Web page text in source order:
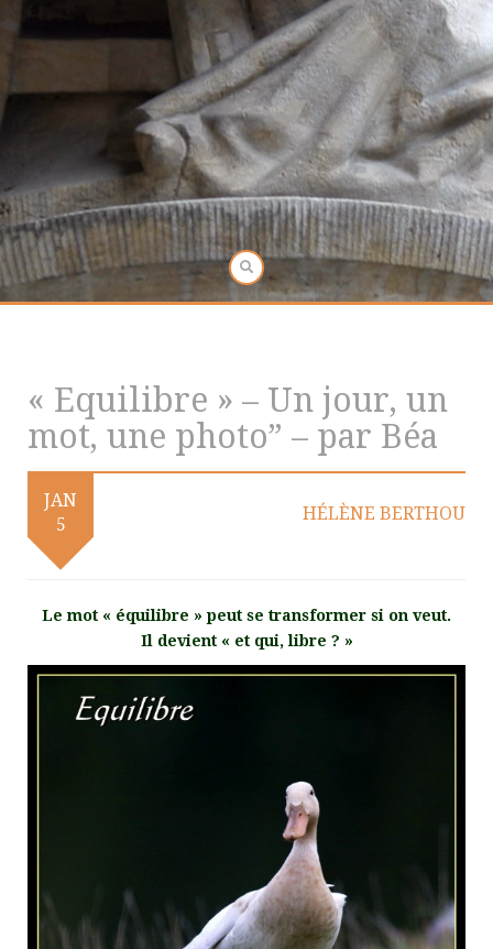
« Equilibre » – Un jour, un
mot, une photo” – par Béa
JAN
5
HÉLÈNE BERTHOU
Le mot « équilibre » peut se transformer si on veut.
Il devient « et qui, libre ? »